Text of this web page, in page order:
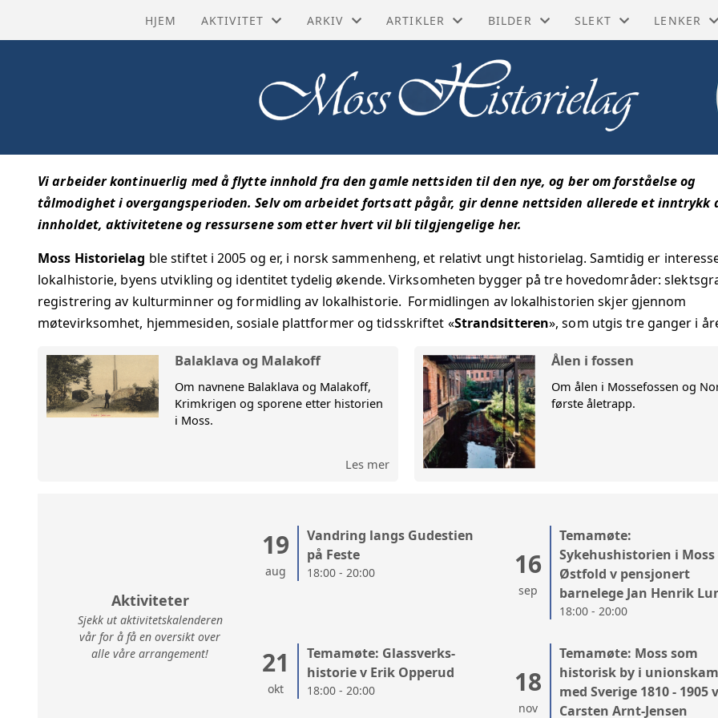
HJEM AKTIVITET
SISTE NYTT
AKTIVITETSKALENDER
GRUPPER
PROSJEKTER
ARKIV
HISTORISKE KART
KULTURMINNER
STRANDSITTEREN
TIDSLINJE
TILBAKEBLIKK
VANDRINGER
ARTIKLER
BIOGRAFIER
DIVERSE ARTIKLER
FRA INDUSTRIEN
GATER OG BYGNINGER
HISTORISKE HENDELSER
I GAMLE DAGER
BILDER
GUSTAV LINDMAN
KAI LORENTZEN
MOSSEFILMER
POSTKORT
TH BACHMANN
SLEKT
MATRIKLER OG
SLEKTSFORSKNING
LENKER
FØLG
MOSS
DIGITALT
RYGGE
Vi arbeider kontinuerlig med å flytte innhold fra den gamle nettsiden til den nye, og ber om forståelse og
tålmodighet i overgangsperioden. Selv om arbeidet fortsatt pågår, gir denne nettsiden allerede et inntrykk
innholdet, aktivitetene og ressursene som etter hvert vil bli tilgjengelige her.
Moss Historielag ble stiftet i 2005 og er, i norsk sammenheng, et relativt ungt historielag. Samtidig er
lokalhistorie, byens utvikling og identitet tydelig økende.Virksomheten bygger på tre hovedområder:
registrering av kulturminner og formidling av lokalhistorie. Formidlingen av lokalhistorien skjer gjennom
møtevirksomhet, hjemmesiden, sosiale plattformer og tidsskriftet «Strandsitteren», som utgis tre ganger i
Balaklava og Malakoff
Om navnene Balaklava og Malakoff,
Krimkrigen og sporene etter historien
i Moss.
Les mer
Ålen i fossen
Om ålen i Mossefossen og
første åletrapp.
Aktiviteter
Sjekk ut aktivitetskalenderen
vår for å få en oversikt over
alle våre arrangement!
19
aug
Vandring langs Gudestien
på Feste
18:00 - 20:00 16
sep
Temamøte:
Sykehushistorien i Moss
Østfold v pensjonert
barnelege Jan Henrik
18:00 - 20:00
21
okt
Temamøte: Glassverks-
historie v Erik Opperud
18:00 - 20:00 18
nov
Temamøte: Moss som
historisk by i
med Sverige 1810 - 1905 v
Carsten Arnt-Jensen